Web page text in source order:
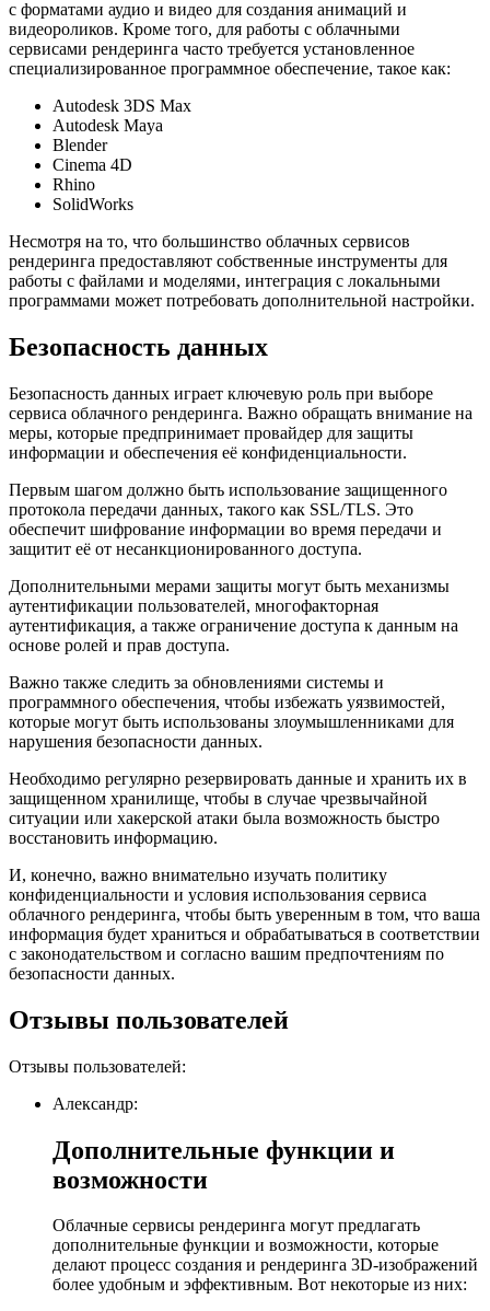
с форматами аудио и видео для создания анимаций и
видеороликов. Кроме того, для работы с облачными
сервисами рендеринга часто требуется установленное
специализированное программное обеспечение, такое как:
Autodesk 3DS Max
Autodesk Maya
Blender
Cinema 4D
Rhino
SolidWorks
Несмотря на то, что большинство облачных сервисов
рендеринга предоставляют собственные инструменты для
работы с файлами и моделями, интеграция с локальными
программами может потребовать дополнительной настройки.
Безопасность данных
Безопасность данных играет ключевую роль при выборе
сервиса облачного рендеринга. Важно обращать внимание на
меры, которые предпринимает провайдер для защиты
информации и обеспечения её конфиденциальности.
Первым шагом должно быть использование защищенного
протокола передачи данных, такого как SSL/TLS. Это
обеспечит шифрование информации во время передачи и
защитит её от несанкционированного доступа.
Дополнительными мерами защиты могут быть механизмы
аутентификации пользователей, многофакторная
аутентификация, а также ограничение доступа к данным на
основе ролей и прав доступа.
Важно также следить за обновлениями системы и
программного обеспечения, чтобы избежать уязвимостей,
которые могут быть использованы злоумышленниками для
нарушения безопасности данных.
Необходимо регулярно резервировать данные и хранить их в
защищенном хранилище, чтобы в случае чрезвычайной
ситуации или хакерской атаки была возможность быстро
восстановить информацию.
И, конечно, важно внимательно изучать политику
конфиденциальности и условия использования сервиса
облачного рендеринга, чтобы быть уверенным в том, что ваша
информация будет храниться и обрабатываться в соответствии
с законодательством и согласно вашим предпочтениям по
безопасности данных.
Отзывы пользователей
Отзывы пользователей:
Александр:
Дополнительные функции и
возможности
Облачные сервисы рендеринга могут предлагать
дополнительные функции и возможности, которые
делают процесс создания и рендеринга 3D-изображений
более удобным и эффективным. Вот некоторые из них: